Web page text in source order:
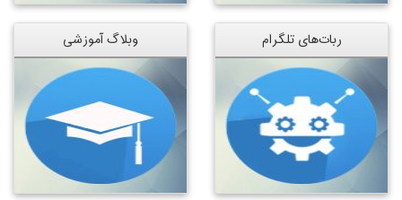
ربات‌های تلگرام وبلاگ آموزشی